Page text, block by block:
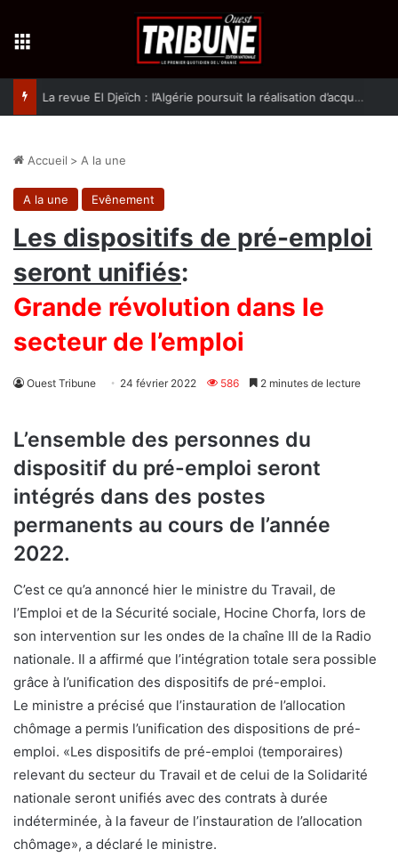
La revue El Djeïch : l’Algérie poursuit la réalisation d’acquis qualitatifs et historiques dans un climat de sécurité et de stabilité
Accueil > A la une
A la une Evênement
Les dispositifs de pré-emploi
seront unifiés:
Grande révolution dans le
secteur de l’emploi
Ouest Tribune 24 février 2022 586 2 minutes de lecture
L’ensemble des personnes du
dispositif du pré-emploi seront
intégrés dans des postes
permanents au cours de l’année
2022.
C’est ce qu’a annoncé hier le ministre du Travail, de
l’Emploi et de la Sécurité sociale, Hocine Chorfa, lors de
son intervention sur les ondes de la chaîne III de la Radio
nationale. Il a affirmé que l’intégration totale sera possible
grâce à l’unification des dispositifs de pré-emploi.
Le ministre a précisé que l’instauration de l’allocation
chômage a permis l’unification des dispositions de pré-
emploi. «Les dispositifs de pré-emploi (temporaires)
relevant du secteur du Travail et de celui de la Solidarité
nationale seront unifiés avec des contrats à durée
indéterminée, à la faveur de l’instauration de l’allocation
chômage», a déclaré le ministre.